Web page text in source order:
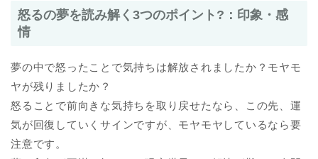
怒るの夢を読み解く3つのポイント?：印象・感
情
夢の中で怒ったことで気持ちは解放されましたか？モヤモ
ヤが残りましたか？
怒ることで前向きな気持ちを取り戻せたなら、この先、運
気が回復していくサインですが、モヤモヤしているなら要
注意です。